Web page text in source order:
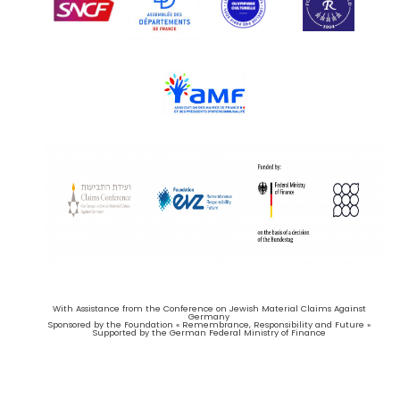
With Assistance from the Conference on Jewish Material Claims Against
Germany
Sponsored by the Foundation « Remembrance, Responsibility and Future »
Supported by the German Federal Ministry of Finance